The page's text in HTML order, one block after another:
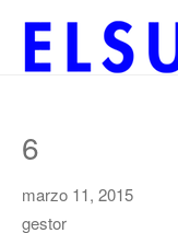
6
marzo 11, 2015
gestor